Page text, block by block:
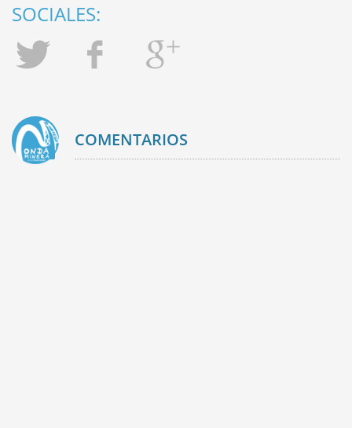
SOCIALES:
COMENTARIOS